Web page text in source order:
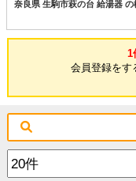
奈良県 生駒市萩の台 給湯器 の
1
会員登録をす